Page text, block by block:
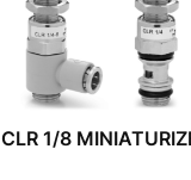
CLR 1/8